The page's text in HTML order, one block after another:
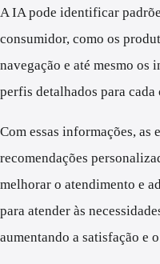
A IA pode identificar
consumidor, como os
navegação e até mesmo os
perfis detalhados para cada
Com essas informações, as
recomendações
melhorar o atendimento e
para atender às
aumentando a satisfação e